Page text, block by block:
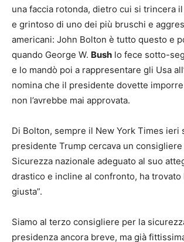
una faccia rotonda, dietro cui si trincera
e grintoso di uno dei più bruschi e
americani: John Bolton è tutto questo e
quando George W. Bush lo fece sotto-
e lo mandò poi a rappresentare gli Usa
nomina che il presidente dovette
non l’avrebbe mai approvata.
Di Bolton, sempre il New York Times ieri
presidente Trump cercava un
Sicurezza nazionale adeguato al suo
drastico e incline al confronto, ha trovato
giusta”.
Siamo al terzo consigliere per la
presidenza ancora breve, ma già